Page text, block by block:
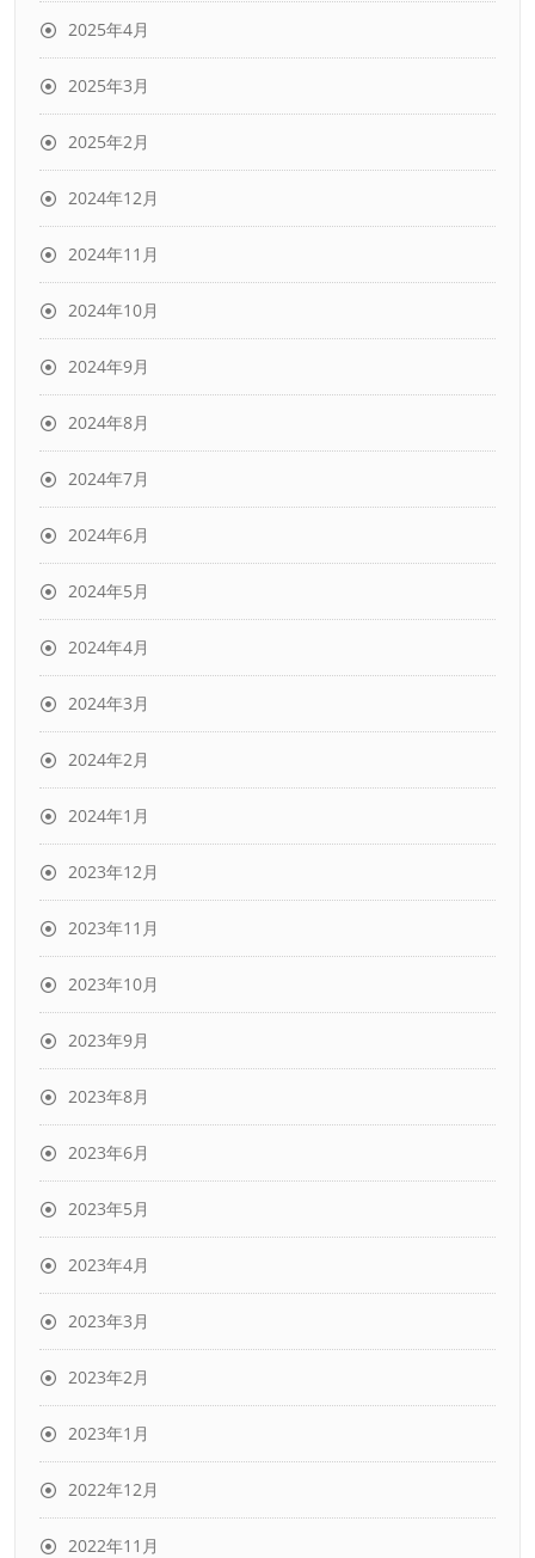
2025年4月
2025年3月
2025年2月
2024年12月
2024年11月
2024年10月
2024年9月
2024年8月
2024年7月
2024年6月
2024年5月
2024年4月
2024年3月
2024年2月
2024年1月
2023年12月
2023年11月
2023年10月
2023年9月
2023年8月
2023年6月
2023年5月
2023年4月
2023年3月
2023年2月
2023年1月
2022年12月
2022年11月